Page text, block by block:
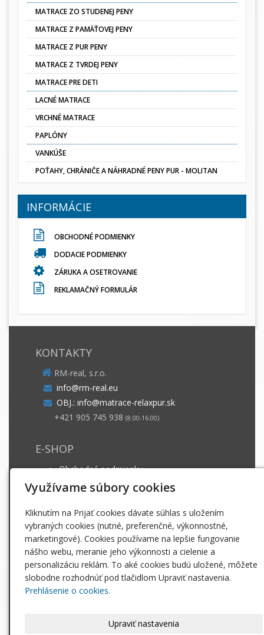
MATRACE ZO STUDENEJ PENY
MATRACE Z PAMÄŤOVEJ PENY
MATRACE Z PUR PENY
MATRACE Z TVRDEJ PENY
MATRACE PRE DETI
LACNÉ MATRACE
VRCHNÉ MATRACE
PAPLÓNY
VANKÚŠE
POŤAHY, CHRÁNIČE A NÁHRADNÉ PENY PUR - MOLITAN
INFORMÁCIE
OBCHODNÉ PODMIENKY
DODACIE PODMIENKY
ZÁRUKA A OSETROVANIE
REKLAMAČNÝ FORMULÁR
KONTAKTY
RM-real, s.r.o.
info@rm-real.eu
OBJ.: info@matrace-relaxpur.sk
+421 905 745 938 (8.00-16.00)
E-SHOP
Obchodné podmienky
Dodacie podmienky
GDPR
INFO
Matrace
Paplóny
Posteľné obliečky
Využívame súbory cookies
Kliknutím na Prijať cookies dávate súhlas s uložením
vybraných cookies (nutné, preferenčné, výkonnostné,
marketingové). Cookies používame na lepšie fungovanie
nášho webu, meranie jeho výkonnosti a cielenie a
personalizáciu reklám. To aké cookies budú uložené, môžete
slobodne rozhodnúť pod tlačidlom Upraviť nastavenia.
Prehlásenie o cookies.
Upraviť nastavenia